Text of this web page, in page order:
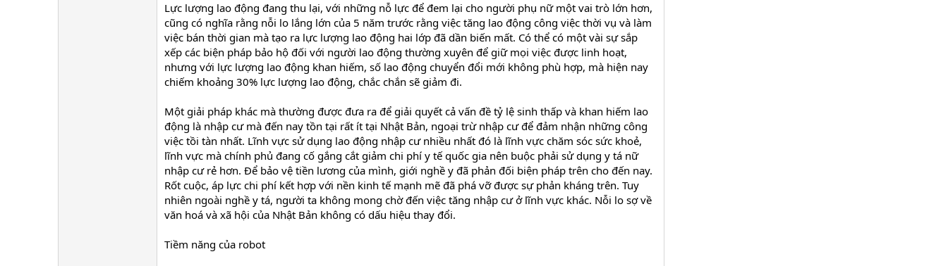
Lực lượng lao động đang thu lại, với những nỗ lực để đem lại cho người phụ nữ một vai trò lớn hơn,
cũng có nghĩa rằng nỗi lo lắng lớn của 5 năm trước rằng việc tăng lao động công việc thời vụ và làm
việc bán thời gian mà tạo ra lực lượng lao động hai lớp đã dần biến mất. Có thể có một vài sự sắp
xếp các biện pháp bảo hộ đối với người lao động thường xuyên để giữ mọi việc được linh hoạt,
nhưng với lực lượng lao động khan hiếm, số lao động chuyển đổi mới không phù hợp, mà hiện nay
chiếm khoảng 30% lực lượng lao động, chắc chắn sẽ giảm đi.
Một giải pháp khác mà thường được đưa ra để giải quyết cả vấn đề tỷ lệ sinh thấp và khan hiếm lao
động là nhập cư mà đến nay tồn tại rất ít tại Nhật Bản, ngoại trừ nhập cư để đảm nhận những công
việc tồi tàn nhất. Lĩnh vực sử dụng lao động nhập cư nhiều nhất đó là lĩnh vực chăm sóc sức khoẻ,
lĩnh vực mà chính phủ đang cố gắng cắt giảm chi phí y tế quốc gia nên buộc phải sử dụng y tá nữ
nhập cư rẻ hơn. Để bảo vệ tiền lương của mình, giới nghề y đã phản đối biện pháp trên cho đến nay.
Rốt cuộc, áp lực chi phí kết hợp với nền kinh tế mạnh mẽ đã phá vỡ được sự phản kháng trên. Tuy
nhiên ngoài nghề y tá, người ta không mong chờ đến việc tăng nhập cư ở lĩnh vực khác. Nỗi lo sợ về
văn hoá và xã hội của Nhật Bản không có dấu hiệu thay đổi.
Tiềm năng của robot